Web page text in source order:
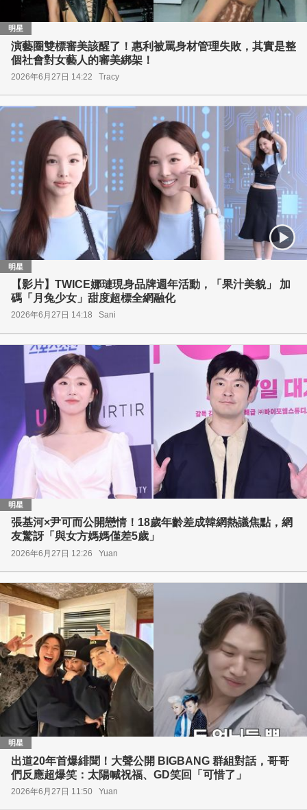
明星
演藝圈雙標審美該醒了！惠利被罵身材管理失敗，其實是整
個社會對女藝人的審美綁架！
2026年6月27日 14:22 Tracy
明星
【影片】TWICE娜璉現身品牌週年活動，「果汁美貌」 加
碼「月兔少女」甜度超標全網融化
2026年6月27日 14:18 Sani
明星
張基河×尹可而公開戀情！18歲年齡差成韓網熱議焦點，網
友驚訝「與女方媽媽僅差5歲」
2026年6月27日 12:26 Yuan
明星
出道20年首爆緋聞！大聲公開 BIGBANG 群組對話，哥哥
們反應超爆笑：太陽喊祝福、GD笑回「可惜了」
2026年6月27日 11:50 Yuan